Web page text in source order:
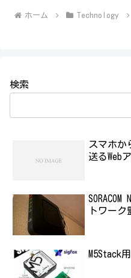
ホーム Technology
検索
スマホか
送るWeb
トワーク
M5Stack